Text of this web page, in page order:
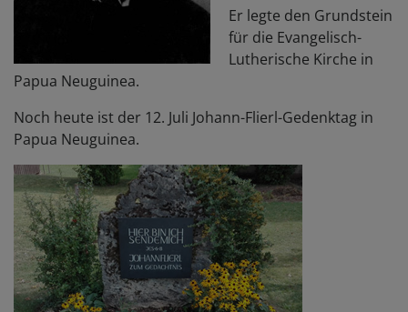
Er legte den Grund­stein
für die Evan­gelisch-
Luther­ische Kirche in
Papua Neuguinea.
Noch heute ist der 12. Juli Johann-­Flierl-­Gedenktag in
Papua Neuguinea.